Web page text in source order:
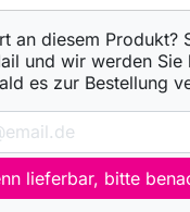
an diesem Produkt?
und wir werden Sie
es zur Bestellung
lieferbar, bitte